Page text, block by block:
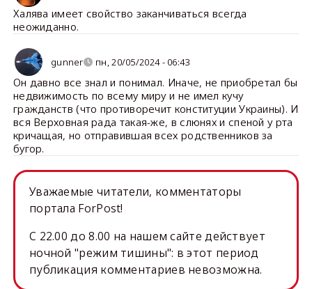
Халява имеет свойство заканчиваться всегда
неожиданно.
gunner пн, 20/05/2024 - 06:43
Он давно все знал и понимал. Иначе, не приобретал бы
недвижимость по всему миру и не имел кучу
гражданств (что противоречит конституции Украины). И
вся Верховная рада такая-же, в слюнях и спеной у рта
кричащая, но отправившая всех родственников за
бугор.
Уважаемые читатели, комментаторы
портала ForPost!
C 22.00 до 8.00 на нашем сайте действует
ночной "режим тишины": в этот период
публикация комментариев невозможна.